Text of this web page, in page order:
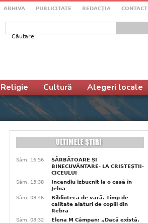
ARHIVA PUBLICITATE REDACŢIA CONTACT
Formular de căutare
Religie Cultură Alegeri locale
Sâm, 16:56
SĂRBĂTOARE ȘI
BINECUVÂNTARE- LA CRISTEȘTII-
CICEULUI
Sâm, 15:38
Incendiu izbucnit la o casă în
Jelna
Sâm, 08:46
Biblioteca de vară. Timp de
calitate alături de copiii din
Rebra
Sâm, 08:32
Elena M Câmpan: „Dacă există.